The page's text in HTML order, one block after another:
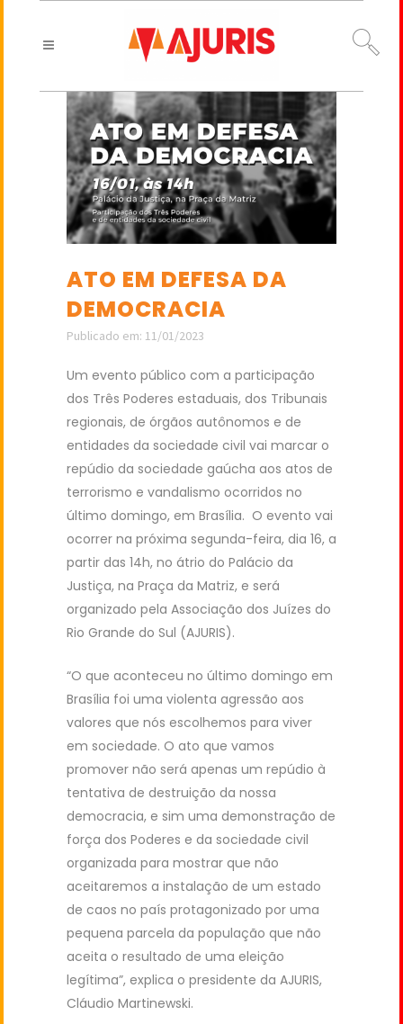
ATO EM DEFESA DA
DEMOCRACIA
Publicado em: 11/01/2023
Um evento público com a participação
dos Três Poderes estaduais, dos Tribunais
regionais, de órgãos autônomos e de
entidades da sociedade civil vai marcar o
repúdio da sociedade gaúcha aos atos de
terrorismo e vandalismo ocorridos no
último domingo, em Brasília. O evento vai
ocorrer na próxima segunda-feira, dia 16, a
partir das 14h, no átrio do Palácio da
Justiça, na Praça da Matriz, e será
organizado pela Associação dos Juízes do
Rio Grande do Sul (AJURIS).
“O que aconteceu no último domingo em
Brasília foi uma violenta agressão aos
valores que nós escolhemos para viver
em sociedade. O ato que vamos
promover não será apenas um repúdio à
tentativa de destruição da nossa
democracia, e sim uma demonstração de
força dos Poderes e da sociedade civil
organizada para mostrar que não
aceitaremos a instalação de um estado
de caos no país protagonizado por uma
pequena parcela da população que não
aceita o resultado de uma eleição
legítima”, explica o presidente da AJURIS,
Cláudio Martinewski.